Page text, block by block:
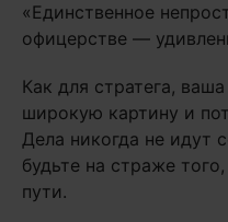
«Единственное
офицерстве —
Как для стратега,
широкую картину и
Дела никогда не идут
будьте на страже
пути.